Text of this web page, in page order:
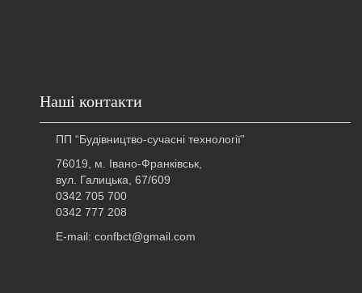
Наші контакти
ПП “Будівництво-сучасні технології”
76019, м. Івано-Франківськ,
вул. Галицька, 67/609
0342 705 700
0342 777 208
E-mail: confbct@gmail.com